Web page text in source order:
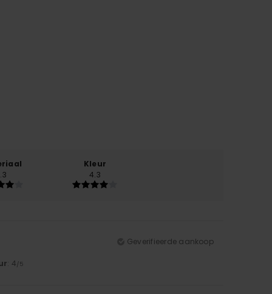
Kleur
4.3
Geverifieerde aankoop
: 4/5